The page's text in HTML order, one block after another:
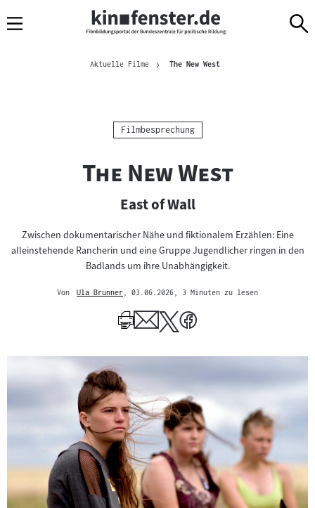
Navigation
zum
zur
Brotkrümelnavigation
Aktuelle Filme The New WestAktuelle Seite
Kategorie:
Filmbesprechung
"
The New West"
East of Wall
Zwischen dokumentarischer Nähe und fiktionalem Erzählen: Eine
alleinstehende Rancherin und eine Gruppe Jugendlicher ringen in den
Badlands um ihre Unabhängigkeit.
Von
Ula Brunner
Author
, 03.06.2026 , 3 Minuten zu lesen